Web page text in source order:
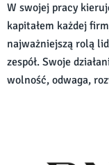
W swojej pracy
kapitałem każdej
najważniejszą rolą
zespół. Swoje
wolność, odwaga,